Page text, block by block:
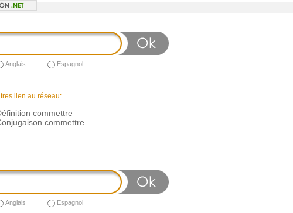
Anglais Espagnol
lien au réseau:
commettre
commettre
Anglais Espagnol